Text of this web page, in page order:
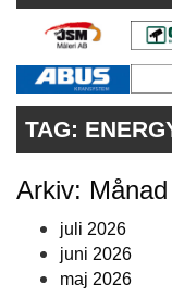
KONTAKT
VÅRA ANDRA
PRENUMERERA
ANNONSERA
TAG:
Arkiv: Månad
juli 2026
juni 2026
maj 2026